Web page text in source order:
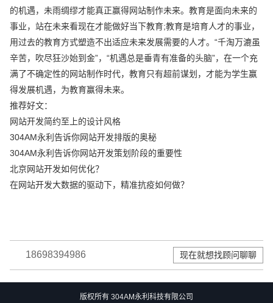
的机遇，未雨绸缪才能真正赢得网站制作未来。教育是面向未来的
事业，站在未来看现在才能做好当下教育;教育是培育人才的事业，
用过去的教育方式塑造不出适应未来发展需要的人才。“千淘万漉虽
辛苦，吹尽狂沙始到金”，“机遇总是垂青有准备的头脑”，在一个充
满了不确定性的网站制作时代，教育只有超前谋划，才能为学生赢
得发展机遇，为教育赢得未来。
推荐好文：
网站开发简约至上的设计风格
304AM永利告诉你网站开发排版的奥秘
304AM永利告诉你网站开发策划阶段的重要性
北京网站开发如何优化？
在网站开发大数据的驱动下，精准抗疫如何做？
18698394986 现在就想找顾问聊聊
版权所有 304AM永利科技有限公司